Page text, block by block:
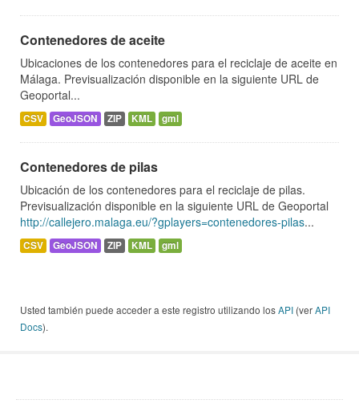
Contenedores de aceite
Ubicaciones de los contenedores para el reciclaje de aceite en
Málaga. Previsualización disponible en la siguiente URL de
Geoportal...
CSV GeoJSON ZIP KML gml
Contenedores de pilas
Ubicación de los contenedores para el reciclaje de pilas.
Previsualización disponible en la siguiente URL de Geoportal
http://callejero.malaga.eu/?gplayers=contenedores-pilas...
CSV GeoJSON ZIP KML gml
Usted también puede acceder a este registro utilizando losAPI (verAPI
Docs).